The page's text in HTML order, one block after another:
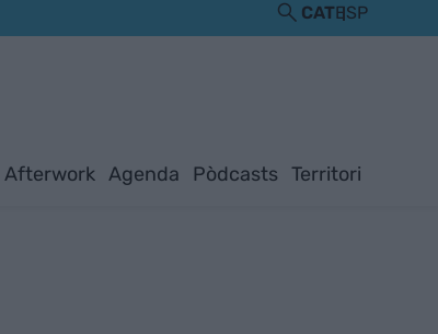
CATESP
Afterwork Agenda Pòdcasts Territori